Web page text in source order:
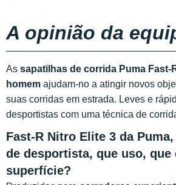
A opinião da
As sapatilhas de corrida Puma Fast-
homem ajudam-no a atingir novos
suas corridas em estrada. Leves e
desportistas com uma técnica de
Fast-R Nitro Elite 3 da
de desportista, que uso, que
superfície?